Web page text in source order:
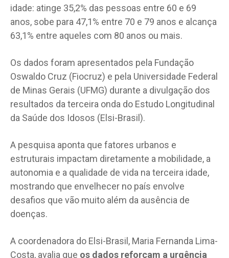
idade: atinge 35,2% das pessoas entre 60 e 69
anos, sobe para 47,1% entre 70 e 79 anos e alcança
63,1% entre aqueles com 80 anos ou mais.
Os dados foram apresentados pela Fundação
Oswaldo Cruz (Fiocruz) e pela Universidade Federal
de Minas Gerais (UFMG) durante a divulgação dos
resultados da terceira onda do Estudo Longitudinal
da Saúde dos Idosos (Elsi-Brasil).
A pesquisa aponta que fatores urbanos e
estruturais impactam diretamente a mobilidade, a
autonomia e a qualidade de vida na terceira idade,
mostrando que envelhecer no país envolve
desafios que vão muito além da ausência de
doenças.
A coordenadora do Elsi-Brasil, Maria Fernanda Lima-
Costa, avalia que os dados reforçam a urgência